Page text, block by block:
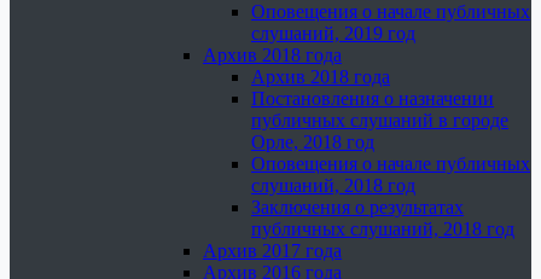
Оповещения о начале публичных
слушаний, 2019 год
Архив 2018 года
Архив 2018 года
Постановления о назначении
публичных слушаний в городе
Орле, 2018 год
Оповещения о начале публичных
слушаний, 2018 год
Заключения о результатах
публичных слушаний, 2018 год
Архив 2017 года
Архив 2016 года